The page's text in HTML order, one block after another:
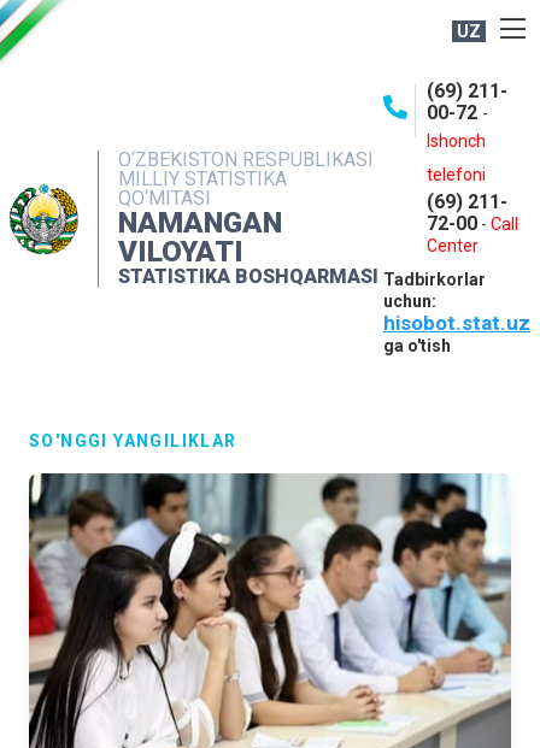
UZ
O‘ZBEKISTON RESPUBLIKASI
MILLIY STATISTIKA
QO‘MITASI
NAMANGAN
VILOYATI
STATISTIKA BOSHQARMASI
(69) 211-
00-72 -
Ishonch
telefoni
(69) 211-
72-00 - Call
Center
Tadbirkorlar
uchun:
hisobot.stat.uz
ga o'tish
NASHRLAR
INTERAKTIV XIZMATLAR
MATBUOT XIZMATI
MUROJAATLAR
SO'NGGI YANGILIKLAR